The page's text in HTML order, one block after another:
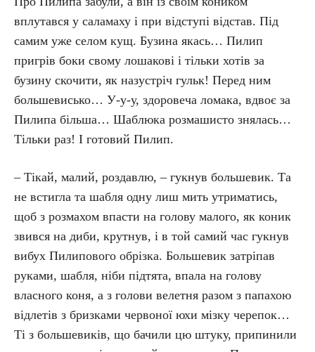
вплутався у саламаху і при відступі відстав. Під
самим уже селом кущ. Бузина якась… Пилип
пригрів боки свому лошакові і тільки хотів за
бузину скочити, як назустріч гульк! Перед ним
большевисько… У-у-у, здоровеча ломака, вдвоє за
Пилипа більша… Шаблюка розмашисто знялась…
Тільки раз! І готовий Пилип.
– Тікай, малий, роздавлю, – гукнув большевик. Та
не встигла та шабля одну лиш мить утриматись,
щоб з розмахом впасти на голову малого, як коник
звився на диби, крутнув, і в той самий час гукнув
вибух Пилипового обрізка. Большевик затріпав
руками, шабля, ніби підтята, впала на голову
власного коня, а з голови велетня разом з папахою
відлетів з бризками червоної юхи мізку черепок…
Ті з большевиків, що бачили цю штуку, припинили